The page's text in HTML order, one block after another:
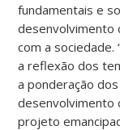
fundamentais e
desenvolvimento
com a sociedade.
a reflexão dos
a ponderação
desenvolvimento
projeto